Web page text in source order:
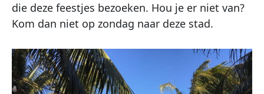
die deze feestjes bezoeken. Hou je er niet van?
Kom dan niet op zondag naar deze stad.